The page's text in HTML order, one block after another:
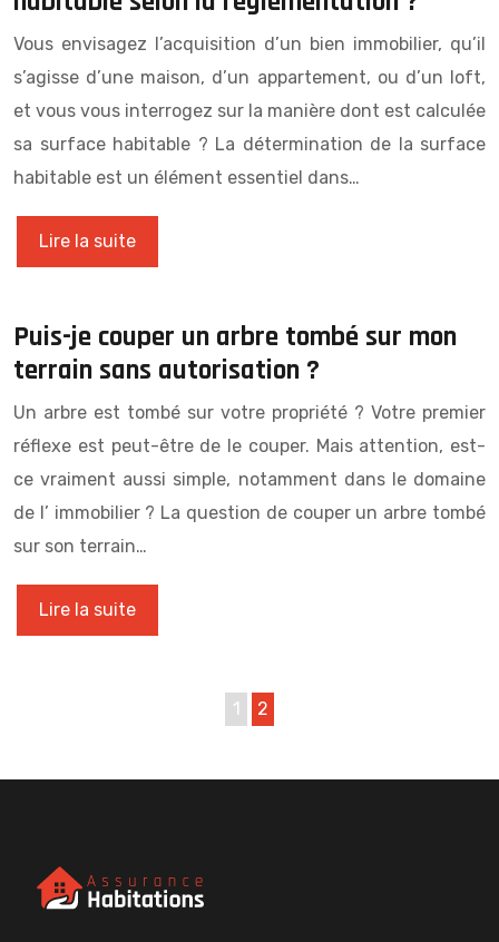
Vous envisagez l’acquisition d’un bien immobilier, qu’il
s’agisse d’une maison, d’un appartement, ou d’un loft,
et vous vous interrogez sur la manière dont est calculée
sa surface habitable ? La détermination de la surface
habitable est un élément essentiel dans…
Lire la suite
Puis-je couper un arbre tombé sur mon
terrain sans autorisation ?
Un arbre est tombé sur votre propriété ? Votre premier
réflexe est peut-être de le couper. Mais attention, est-
ce vraiment aussi simple, notamment dans le domaine
de l’ immobilier ? La question de couper un arbre tombé
sur son terrain…
Lire la suite
1 2